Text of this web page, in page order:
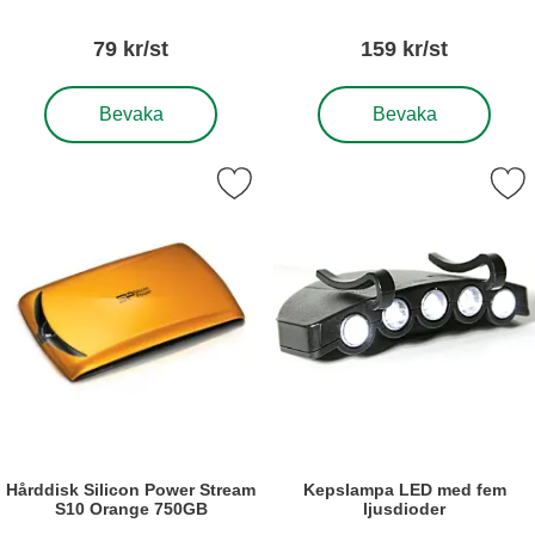
79 kr/st
Bevaka
, Gråkort, set med 3st
159 kr/st
Bevaka
, Hållare för surfplatta på
Hårddisk Silicon Power Stream
S10 Orange 750GB
Silicon Power Stream S10 Orange 750GB som favorit
Kepslampa LED med fem
ljusdioder
Markera kepslampa LED med